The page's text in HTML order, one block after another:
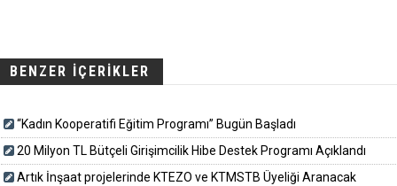
BENZER İÇERİKLER
“Kadın Kooperatifi Eğitim Programı” Bugün Başladı
20 Milyon TL Bütçeli Girişimcilik Hibe Destek Programı Açıklandı
Artık İnşaat projelerinde KTEZO ve KTMSTB Üyeliği Aranacak